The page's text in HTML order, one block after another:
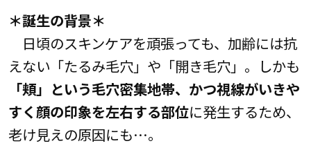
＊誕生の背景＊
日頃のスキンケアを頑張っても、加齢には抗
えない「たるみ毛穴」や「開き毛穴」。しかも
「頬」という毛穴密集地帯、かつ視線がいきや
すく顔の印象を左右する部位に発生するため、
老け見えの原因にも…。